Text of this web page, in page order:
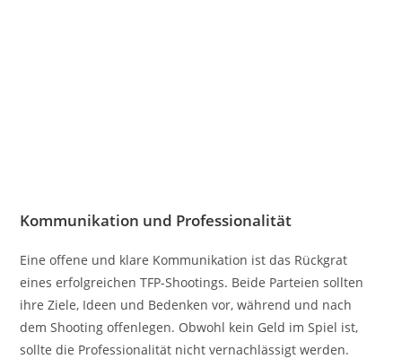
Kommunikation und Professionalität
Eine offene und klare Kommunikation ist das Rückgrat
eines erfolgreichen TFP-Shootings. Beide Parteien sollten
ihre Ziele, Ideen und Bedenken vor, während und nach
dem Shooting offenlegen. Obwohl kein Geld im Spiel ist,
sollte die Professionalität nicht vernachlässigt werden.